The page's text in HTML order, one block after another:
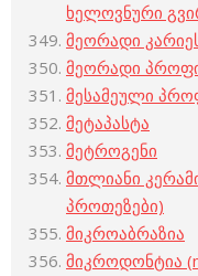
ხელოვნური
მეორადი
მეორადი
მესამეული
მეტაპასტა
მეტროგენი
მთლიანი
პროთეზები)
მიკროაბრაზია
მიკროდონტია